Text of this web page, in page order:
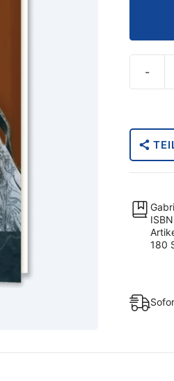
-
-
Gott,
Geist,
nicht!
180